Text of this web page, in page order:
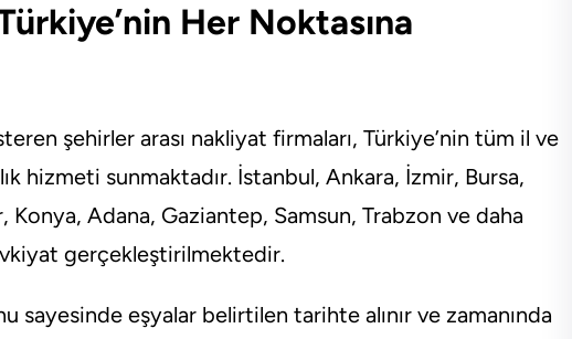
Her Noktasına
şehirler arası nakliyat firmaları, Türkiye’nin tüm il ve
hizmeti sunmaktadır. İstanbul, Ankara, İzmir, Bursa,
Konya, Adana, Gaziantep, Samsun, Trabzon ve daha
gerçekleştirilmektedir.
sayesinde eşyalar belirtilen tarihte alınır ve zamanında